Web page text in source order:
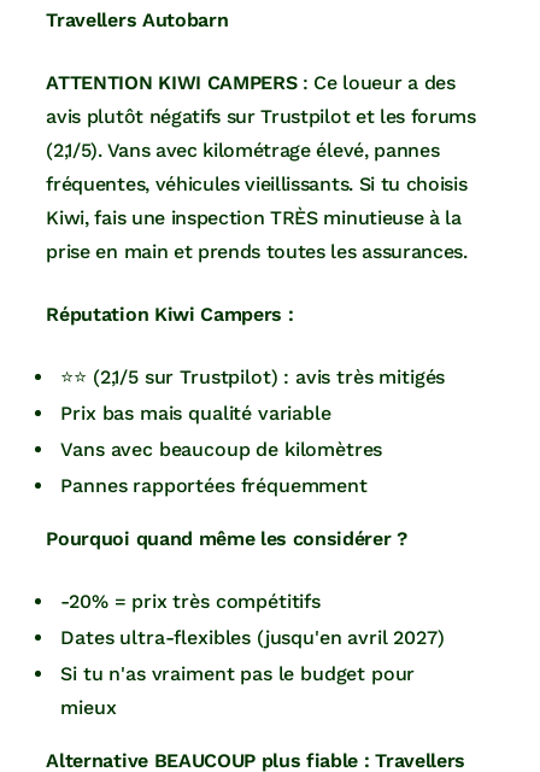
Travellers Autobarn
ATTENTION KIWI CAMPERS: Ce loueur a des
avis plutôt négatifs sur Trustpilot et les forums
(2,1/5). Vans avec kilométrage élevé, pannes
fréquentes, véhicules vieillissants. Si tu choisis
Kiwi, fais une inspection TRÈS minutieuse à la
prise en main et prends toutes les assurances.
Réputation Kiwi Campers :
⭐⭐ (2,1/5 sur Trustpilot) : avis très mitigés
Prix bas mais qualité variable
Vans avec beaucoup de kilomètres
Pannes rapportées fréquemment
Pourquoi quand même les considérer ?
-20% = prix très compétitifs
Dates ultra-flexibles (jusqu'en avril 2027)
Si tu n'as vraiment pas le budget pour
mieux
Alternative BEAUCOUP plus fiable : Travellers